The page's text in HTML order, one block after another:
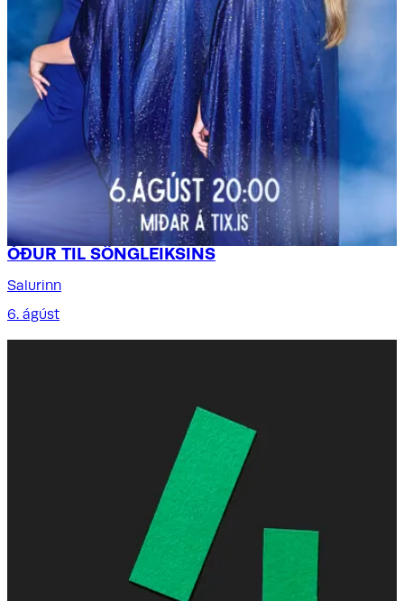
ÓÐUR TIL SÖNGLEIKSINS
Salurinn
6. ágúst